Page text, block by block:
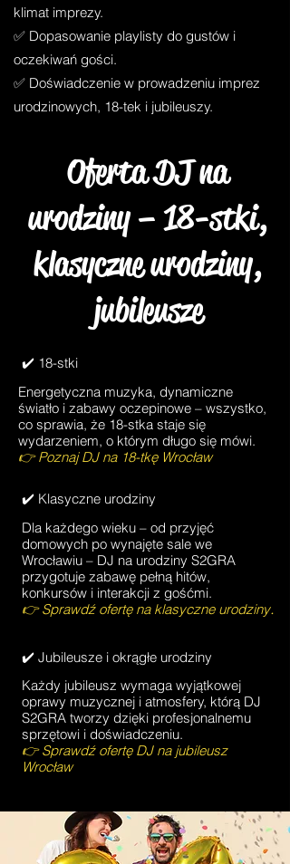
klimat imprezy.
✅ Dopasowanie playlisty do gustów i
oczekiwań gości.
✅ Doświadczenie w prowadzeniu imprez
urodzinowych, 18-tek i jubileuszy.
Oferta DJ na
urodziny – 18-stki,
klasyczne urodziny,
jubileusze
✔️ 18-stki
Energetyczna muzyka, dynamiczne
światło i zabawy oczepinowe – wszystko,
co sprawia, że 18-stka staje się
wydarzeniem, o którym długo się mówi.
👉 PoznajDJ na 18-tkę Wrocław
✔️ Klasyczne urodziny
Dla każdego wieku – od przyjęć
domowych po wynajęte sale we
Wrocławiu – DJ na urodziny S2GRA
przygotuje zabawę pełną hitów,
konkursów i interakcji z gośćmi.
👉 Sprawdź ofertę na klasyczne urodziny.
✔️ Jubileusze i okrągłe urodziny
Każdy jubileusz wymaga wyjątkowej
oprawy muzycznej i atmosfery, którą DJ
S2GRA tworzy dzięki profesjonalnemu
sprzętowi i doświadczeniu.
👉Sprawdź ofertę DJ na jubileusz
Wrocław